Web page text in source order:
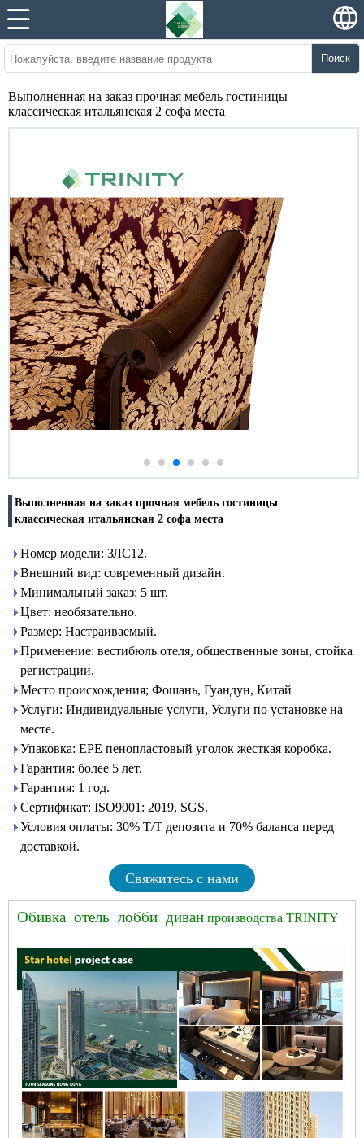
Поиск
Выполненная на заказ прочная мебель гостиницы
классическая итальянская 2 софа места
Выполненная на заказ прочная мебель гостиницы
классическая итальянская 2 софа места
Номер модели: ЗЛС12.
Внешний вид: современный дизайн.
Минимальный заказ: 5 шт.
Цвет: необязательно.
Размер: Настраиваемый.
Применение: вестибюль отеля, общественные зоны, стойка
регистрации.
Место происхождения; Фошань, Гуандун, Китай
Услуги: Индивидуальные услуги, Услуги по установке на
месте.
Упаковка: EPE пенопластовый уголок жесткая коробка.
Гарантия: более 5 лет.
Гарантия: 1 год.
Сертификат: ISO9001: 2019, SGS.
Условия оплаты: 30% T/T депозита и 70% баланса перед
доставкой.
Свяжитесь с нами
Обивка отель лобби диван производства TRINITY